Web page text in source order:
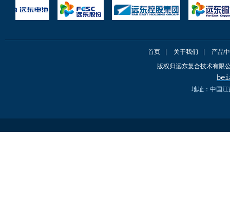
首页 关于我们
产品
版权归远东复合技术有限
地址：中国江